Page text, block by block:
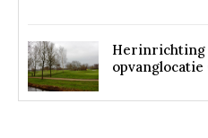
Herinrichting